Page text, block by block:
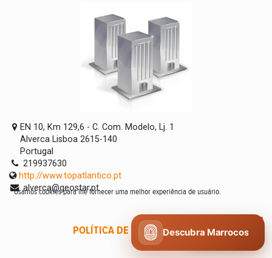
EN 10, Km 129,6 - C. Com. Modelo, Lj. 1
Alverca Lisboa 2615-140
Portugal
219937630
http://www.topatlantico.pt
alverca@geostar.pt
Usamos cookies para lhe fornecer uma melhor experiência de usuário.
POLÍTICA DE COOKIES CONCORDO
Descubra Marrocos